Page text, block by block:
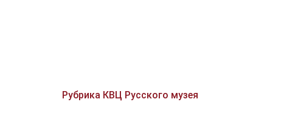
Рубрика КВЦ Русского музея